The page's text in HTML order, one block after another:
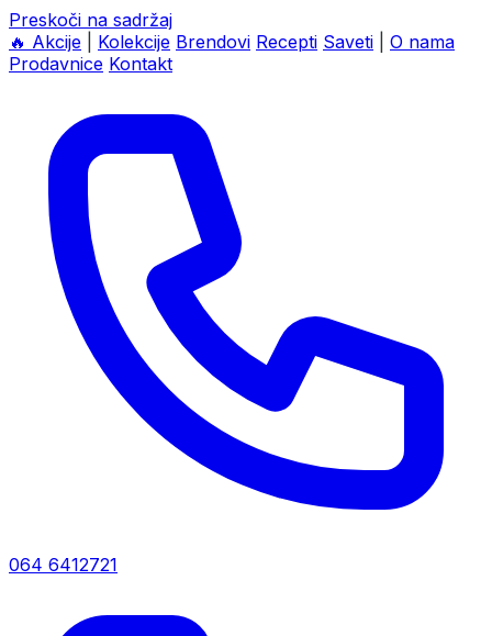
Preskoči na sadržaj
🔥 Akcije Kolekcije Brendovi Recepti Saveti
O nama
Prodavnice Kontakt
064 6412721